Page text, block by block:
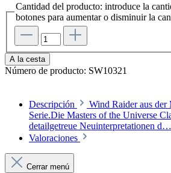
Cantidad del producto: introduce la
botones para aumentar o disminuir la
A la cesta
Número de producto: SW10321
Descripción
Wind Raider aus
Serie.Die Masters of the Universe
detailgetreue Neuinterpretationen d…
Valoraciones
Cerrar menú